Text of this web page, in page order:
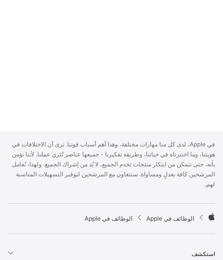
p
p
l
e
F
o
t
r
في Apple، لدى كل منا مهارات مختلفة، وهذا أهم أسباب قوتنا. نرى أن الاختلافات في
هويتنا، وما اختبرناه في حياتنا، وطريقة تفكيرنا - جميعها عناصر تُثري عملنا. لأننا نؤمن
بأنه، حتى نتمكن من ابتكار منتجات تخدم الجميع، لا بُد من إشراك الجميع. ولهذا، نُعامل
المرشحين كافة بعدلٍ ومساواة. سنتعاون مع المرشحين لتوفير التسهيلات المناسبة
لهم.

p
l
الوظائف في Apple الوظائف في Apple
استكشف